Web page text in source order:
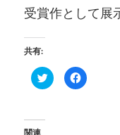
受賞作として展
共有:
ク
リ
Facebook
で
関連